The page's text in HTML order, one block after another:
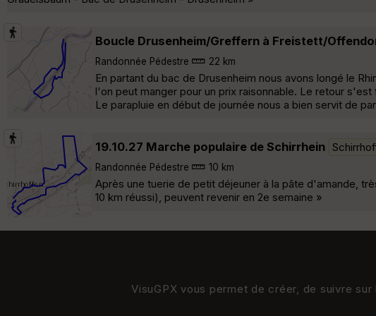
Boucle Drusenheim/Greffern à Freistett/
Randonnée Pédestre 22 km
En partant du bac de Drusenheim nous avons longé le
l'on peut manger pour un prix raisonnable. Le retour
Le parapluie en début de journée nous a bien servit de
19.10.27 Marche populaire de Schirrhein
Randonnée Pédestre 10 km
Après une tuerie de petit déjeuner à la pâte d'amande,
10 km réussi), peuvent revenir en 2e semaine »
VisuGPX vous permet de créer, de suivre